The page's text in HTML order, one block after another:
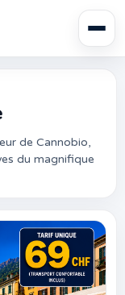
de Cannobio,
du magnifique